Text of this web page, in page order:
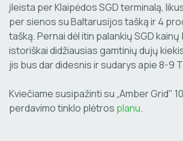
įleista per Klaipėdos SGD terminalą,
per sienos su Baltarusijos tašką ir 4
tašką. Pernai dėl itin palankių SGD
istoriškai didžiausias gamtinių dujų
jis bus dar didesnis ir sudarys apie 8-9
Kviečiame susipažinti su „Amber Grid"
perdavimo tinklo plėtros planu.